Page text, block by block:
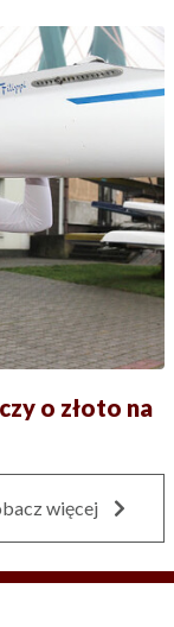
o złoto na
więcej